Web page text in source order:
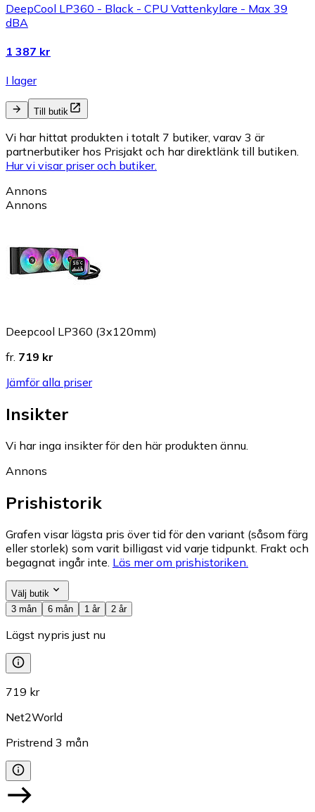
DeepCool LP360 - Black - CPU Vattenkylare - Max 39
dBA
1 387 kr
I lager
Till butik
Vi har hittat produkten i totalt 7 butiker, varav 3 är
partnerbutiker hos Prisjakt och har direktlänk till butiken.
Hur vi visar priser och butiker.
Annons
Annons
Deepcool LP360 (3x120mm)
fr. 719 kr
Jämför alla priser
Insikter
Vi har inga insikter för den här produkten ännu.
Annons
Prishistorik
Grafen visar lägsta pris över tid för den variant (såsom färg
eller storlek) som varit billigast vid varje tidpunkt. Frakt och
begagnat ingår inte. Läs mer om prishistoriken.
Välj butik
3 mån
6 mån 1 år 2 år
Lägst nypris just nu
719 kr
Net2World
Pristrend 3 mån